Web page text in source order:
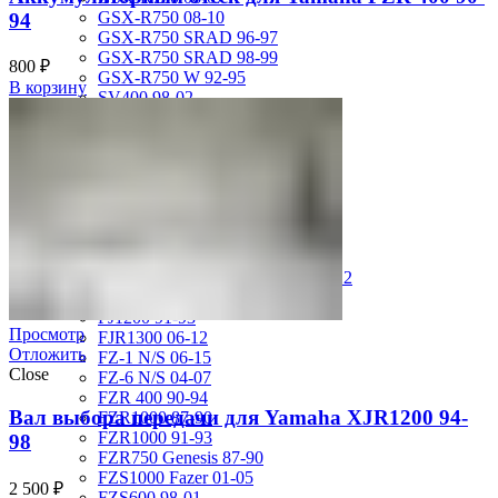
GSX-R750 08-10
GSX-R750 SRAD 96-97
GSX-R750 SRAD 98-99
GSX-R750 W 92-95
SV400 98-02
VZ800 Intruder M800 05-11
VZR1800 Boulevard M109R 06-12
FJ1200 91-93
FJR1300 06-12
FZ-1 N/S 06-15
FZ-6 N/S 04-07
FZR 400 90-94
FZR1000 87-90
FZR1000 91-93
FZR750 Genesis 87-90
FZS1000 Fazer 01-05
94
800 ₽
В корзину
Просмотр
Отложить
Close
Вал выбора передачи для Yamaha XJR1200 94-
98
2 500 ₽